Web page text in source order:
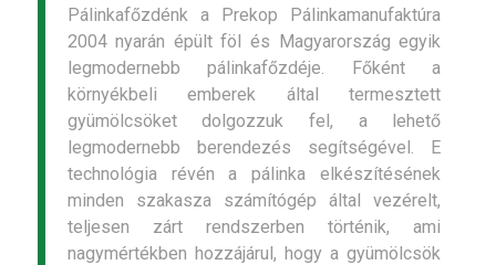
Pálinkafőzdénk a Prekop Pálinkamanufaktúra
2004 nyarán épült föl és Magyarország egyik
legmodernebb pálinkafőzdéje. Főként a
környékbeli emberek által termesztett
gyümölcsöket dolgozzuk fel, a lehető
legmodernebb berendezés segítségével. E
technológia révén a pálinka elkészítésének
minden szakasza számítógép által vezérelt,
teljesen zárt rendszerben történik, ami
nagymértékben hozzájárul, hogy a gyümölcsök